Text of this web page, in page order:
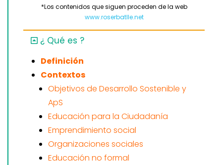
*Los contenidos que siguen proceden de la web
www.roserbatlle.net
¿ Qué es ?
Definición
Contextos
Objetivos de Desarrollo Sostenible y
ApS
Educación para la Ciudadanía
Emprendimiento social
Organizaciones sociales
Educación no formal